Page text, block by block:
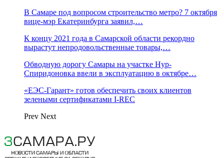
В Самаре под вопросом строительство метро? 7 октября
вице-мэр Екатеринбурга заявил,…
К концу 2021 года в Самарской области рекордно
вырастут непродовольственные товары,…
Обводную дорогу Самары на участке Нур-
Спиридоновка ввели в эксплуатацию в октябре…
«ЕЭС-Гарант» готов обеспечить своих клиентов
зелеными сертификатами I-REC
Prev Next